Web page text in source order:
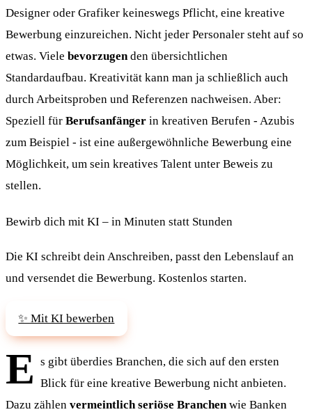
Designer oder Grafiker keineswegs Pflicht, eine kreative
Bewerbung einzureichen. Nicht jeder Personaler steht auf so
etwas. Viele bevorzugenden übersichtlichen
Standardaufbau. Kreativität kann man ja schließlich auch
durch Arbeitsproben und Referenzen nachweisen. Aber:
Speziell für Berufsanfänger in kreativen Berufen - Azubis
zum Beispiel - ist eine außergewöhnliche Bewerbung eine
Möglichkeit, um sein kreatives Talent unter Beweis zu
stellen.
Bewirb dich mit KI – in Minuten statt Stunden
Die KI schreibt dein Anschreiben, passt den Lebenslauf an
und versendet die Bewerbung. Kostenlos starten.
✨ Mit KI bewerben
E s gibt überdies Branchen, die sich auf den ersten
Blick für eine kreative Bewerbung nicht anbieten.
Dazu zählen vermeintlich seriöse Branchen wie Banken